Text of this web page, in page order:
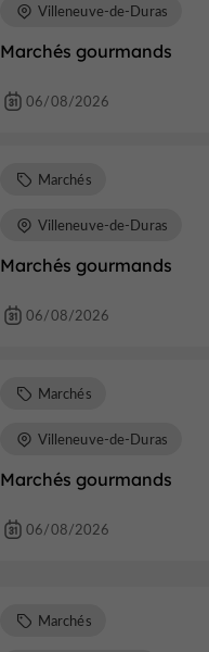
Marchés gourmands
Villeneuve-de-Duras
06/08/2026
Marchés gourmands
Marchés
Villeneuve-de-Duras
06/08/2026
Marchés gourmands
Marchés
Villeneuve-de-Duras
06/08/2026
Marchés